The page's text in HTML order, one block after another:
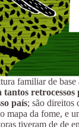
familiar de
tantos
país; são direitos
mapa da fome, e
tiveram de de